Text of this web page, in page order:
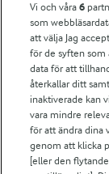
För ägare
Arlas kundportal
Arla.com
Falbygdens Ost
Arla webbshop
Bildbank
Vi och våra6
som
att välja Jag
för de syften som
data för att
återkallar ditt
inaktiverade kan
vara mindre
för att ändra dina
genom att klicka
[eller den